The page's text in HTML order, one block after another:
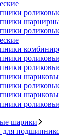
шарики
для